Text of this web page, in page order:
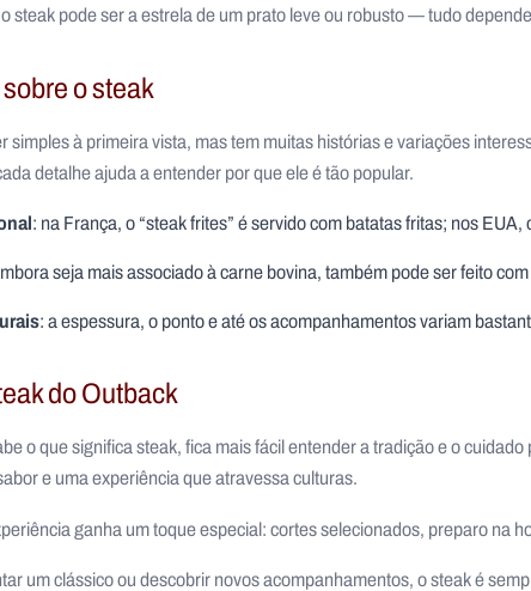
steak pode ser a estrela de um prato leve ou robusto — tudo
o steak
simples à primeira vista, mas tem muitas histórias e variações
detalhe ajuda a entender por que ele é tão popular.
: na França, o “steak frites” é servido com batatas fritas; nos
seja mais associado à carne bovina, também pode ser feito
: a espessura, o ponto e até os acompanhamentos variam
do Outback
o que significa steak, fica mais fácil entender a tradição e o
e uma experiência que atravessa culturas.
ganha um toque especial: cortes selecionados, preparo na
um clássico ou descobrir novos acompanhamentos, o steak é